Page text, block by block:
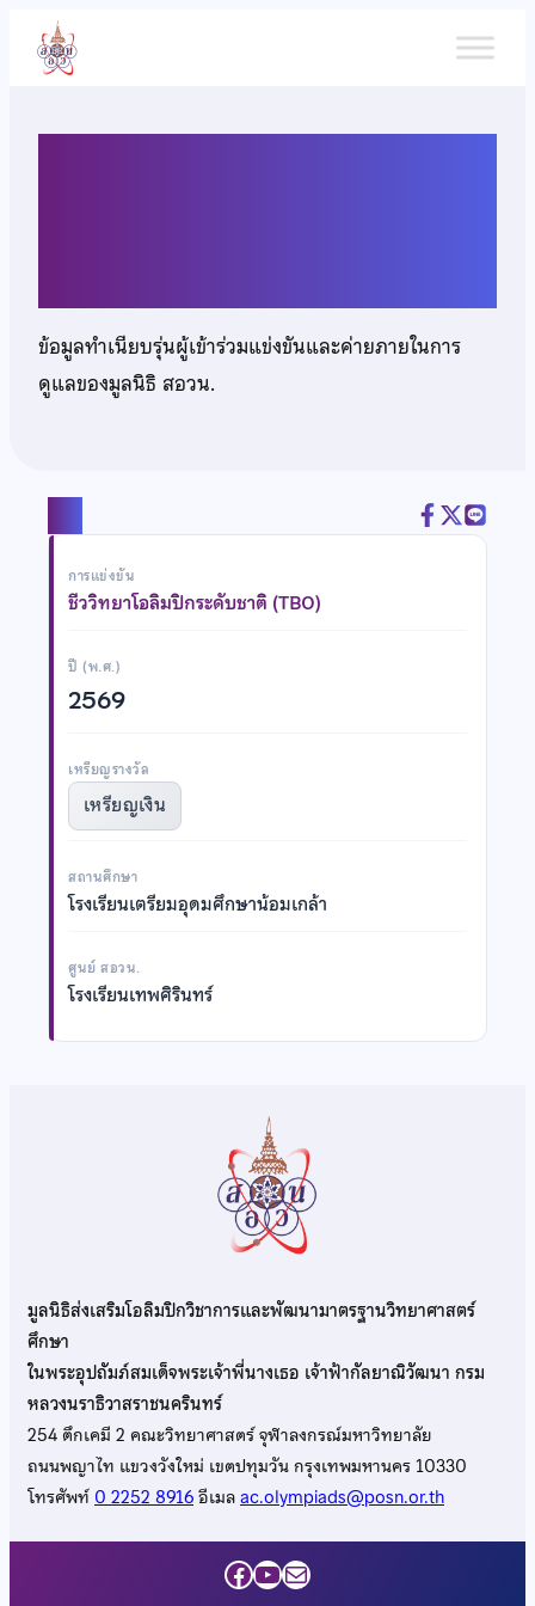
เนื้อหา
ข้อมูลทำเนียบรุ่นผู้เข้าร่วมแข่งขันและค่ายภายในการ
ดูแลของมูลนิธิ สอวน.
การแข่งขัน
ชีววิทยาโอลิมปิกระดับชาติ (TBO)
ปี (พ.ศ.)
2569
เหรียญรางวัล
เหรียญเงิน
สถานศึกษา
โรงเรียนเตรียมอุดมศึกษาน้อมเกล้า
ศูนย์ สอวน.
โรงเรียนเทพศิรินทร์
มูลนิธิส่งเสริมโอลิมปิกวิชาการและพัฒนามาตรฐานวิทยาศาสตร์
ศึกษา
ในพระอุปถัมภ์สมเด็จพระเจ้าพี่นางเธอ เจ้าฟ้ากัลยาณิวัฒนา กรม
หลวงนราธิวาสราชนครินทร์
254 ตึกเคมี 2 คณะวิทยาศาสตร์ จุฬาลงกรณ์มหาวิทยาลัย
ถนนพญาไท แขวงวังใหม่ เขตปทุมวัน กรุงเทพมหานคร 10330
โทรศัพท์0 2252 8916อีเมลac.olympiads@posn.or.th
Facebook
YouTube
Mail